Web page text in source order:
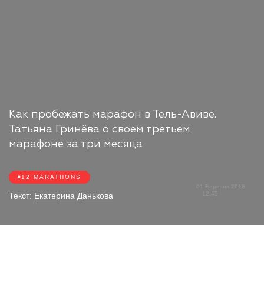
Как пробежать марафон в Тель-Авиве.
Татьяна Гринёва о своем третьем
марафоне за три месяца
12 MARATHONS
Текст: Екатерина Данькова
01 Березня 2018